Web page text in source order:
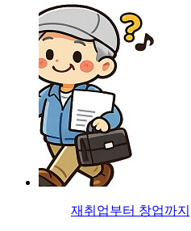
재취업부터 창업까